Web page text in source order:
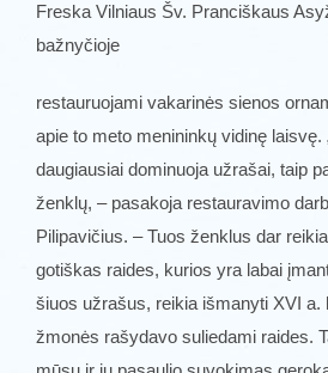
Freska Vilniaus Šv. Pranciškaus
bažnyčioje
restauruojami vakarinės sienos
apie to meto menininkų vidinę laisvę.
daugiausiai dominuoja užrašai, taip
ženklų, – pasakoja restauravimo
Pilipavičius. – Tuos ženklus dar
gotiškas raides, kurios yra labai
šiuos užrašus, reikia išmanyti XVI a.
žmonės rašydavo suliedami raides.